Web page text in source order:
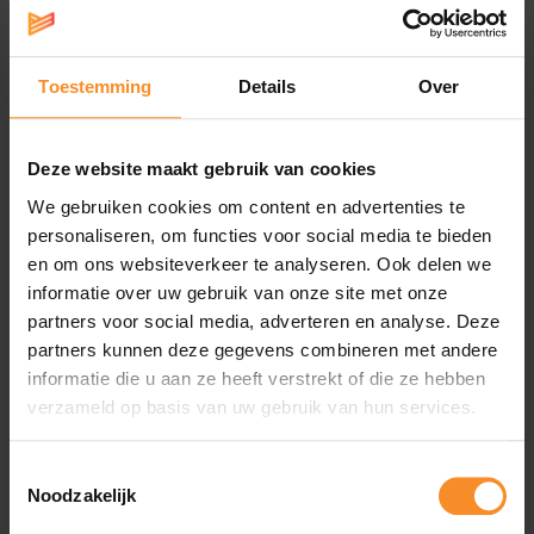
Toestemming Details Over
Deze website maakt gebruik van cookies
We gebruiken cookies om content en advertenties te
personaliseren, om functies voor social media te bieden
en om ons websiteverkeer te analyseren. Ook delen we
informatie over uw gebruik van onze site met onze
partners voor social media, adverteren en analyse. Deze
partners kunnen deze gegevens combineren met andere
informatie die u aan ze heeft verstrekt of die ze hebben
verzameld op basis van uw gebruik van hun services.
Noodzakelijk
een evolutie door. De tendens van 'alles moet lichter en
sneller' werd doorgetrokken in het bovenwerk. Dat heeft
dat er al eens sneller eenscheurtje in het materiaal
je met liefde en zorg met je schoenen omspringt, valt de
schade allemaal wel mee.
Zijn je schoenenvuil? dan kan erwrijvingontstaan
tussen de vuile deeltjes en het materiaal, met scheurtjes
tot gevolg. Neem eenborstel en een emmer met
waterom het vuil weg te wassen.
Stop je loopschoenen vooralniet in de wasmachineen
stukgaan. Je laat ze dus best op een natuurlijke manier